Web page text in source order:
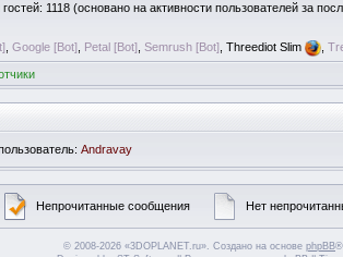
1118 (основано на активности пользователей за
Google [Bot] Petal [Bot] Semrush [Bot] , Threediot Slim
Andravay
Непрочитанные сообщения Нет
© 2008-2026 «3DOPLANET.ru». Создано на основе phpBB®